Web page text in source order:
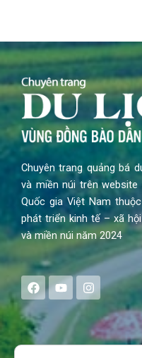
Chuyên trang quảng bá
và miền núi trên
Quốc gia Việt Nam
phát triển kinh tế – xã
và miền núi năm 2024
F
a
e
b
o
Y
o
t
u
b
I
n
s
a
g
Search